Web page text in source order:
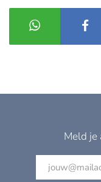
Meld je